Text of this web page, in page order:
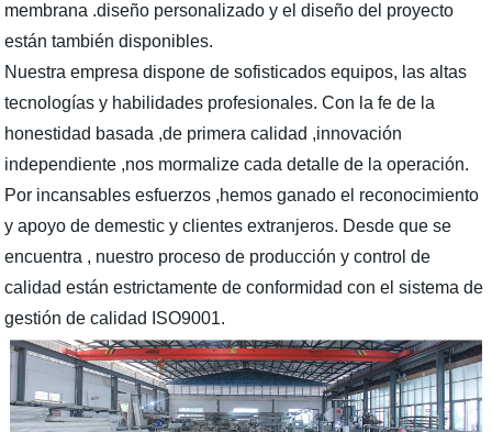
membrana .diseño personalizado y el diseño del proyecto
están también disponibles.
Nuestra empresa dispone de sofisticados equipos, las altas
tecnologías y habilidades profesionales. Con la fe de la
honestidad basada ,de primera calidad ,innovación
independiente ,nos mormalize cada detalle de la operación.
Por incansables esfuerzos ,hemos ganado el reconocimiento
y apoyo de demestic y clientes extranjeros. Desde que se
encuentra , nuestro proceso de producción y control de
calidad están estrictamente de conformidad con el sistema de
gestión de calidad ISO9001.